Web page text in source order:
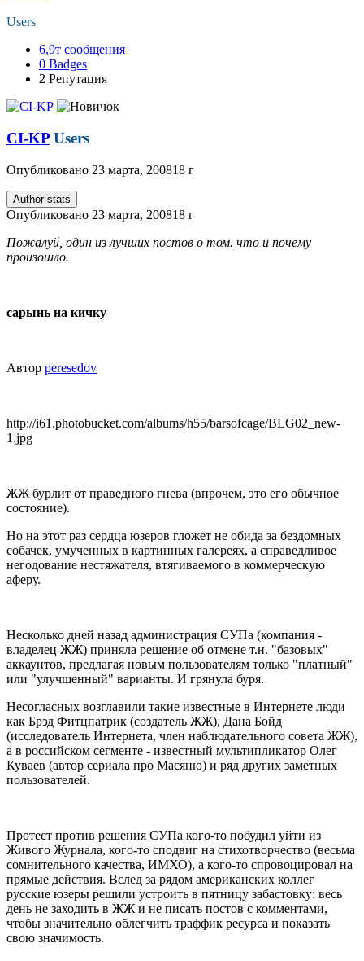
Users
6,9т сообщения
0 Badges
2 Репутация
CI-KP Users
Опубликовано 23 марта, 200818 г
Author stats
Опубликовано 23 марта, 200818 г
Пожалуй, один из лучших постов о том. что и почему
произошло.
сарынь на кичку
Автор peresedov
http://i61.photobucket.com/albums/h55/barsofcage/BLG02_new-
1.jpg
ЖЖ бурлит от праведного гнева (впрочем, это его обычное
состояние).
Но на этот раз сердца юзеров гложет не обида за бездомных
собачек, умученных в картинных галереях, а справедливое
негодование нестяжателя, втягиваемого в коммерческую
аферу.
Несколько дней назад администрация СУПа (компания -
владелец ЖЖ) приняла решение об отмене т.н. "базовых"
аккаунтов, предлагая новым пользователям только "платный"
или "улучшенный" варианты. И грянула буря.
Несогласных возглавили такие известные в Интернете люди
как Брэд Фитцпатрик (создатель ЖЖ), Дана Бойд
(исследователь Интернета, член наблюдательного совета ЖЖ),
а в российском сегменте - известный мультипликатор Олег
Куваев (автор сериала про Масяню) и ряд других заметных
пользователей.
Протест против решения СУПа кого-то побудил уйти из
Живого Журнала, кого-то сподвиг на стихотворчество (весьма
сомнительного качества, ИМХО), а кого-то спровоцировал на
прямые действия. Вслед за рядом американских коллег
русские юзеры решили устроить в пятницу забастовку: весь
день не заходить в ЖЖ и не писать постов с комментами,
чтобы значительно облегчить траффик ресурса и показать
свою значимость.